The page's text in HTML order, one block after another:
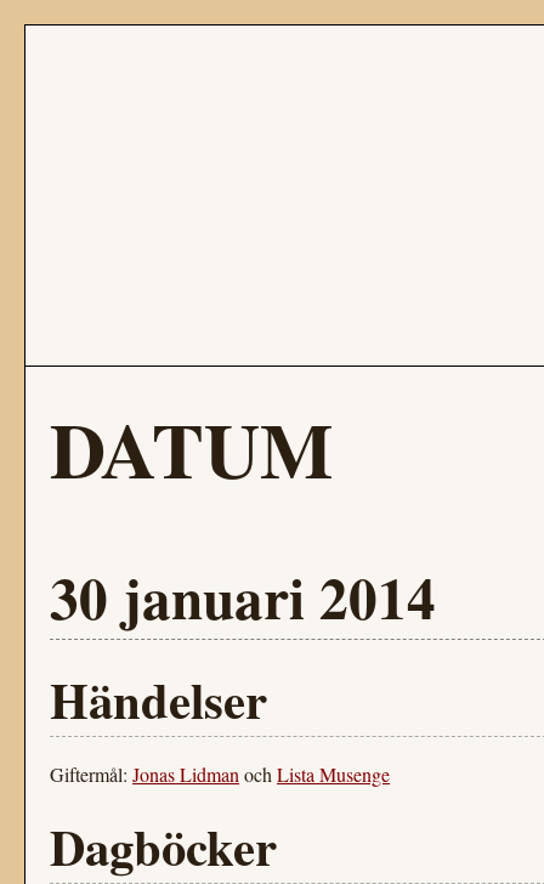
DATUM
30 januari 2014
Händelser
Giftermål: Jonas Lidman och Lista Musenge
Dagböcker